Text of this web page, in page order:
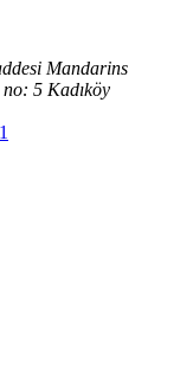
Mandarins
5 Kadıköy